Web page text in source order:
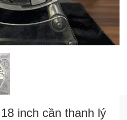
inch cần thanh lý